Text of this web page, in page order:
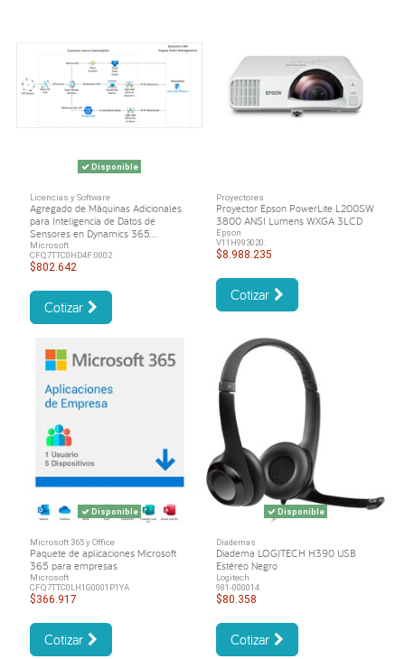
Disponible
Licencias y Software
Agregado de Máquinas Adicionales
para Inteligencia de Datos de
Sensores en Dynamics 365...
Microsoft
CFQ7TTC0HD4F:0002
$802.642
Cotizar
Proyectores
Proyector Epson PowerLite L200SW
3800 ANSI Lumens WXGA 3LCD
Epson
V11H993020.
$8.988.235
Cotizar
Disponible
Microsoft 365 y Office
Paquete de aplicaciones Microsoft
365 para empresas
Microsoft
CFQ7TTC0LH1G0001P1YA
$366.917
Cotizar
Disponible
Diademas
Diadema LOGITECH H390 USB
Estéreo Negro
Logitech
981-000014
$80.358
Cotizar